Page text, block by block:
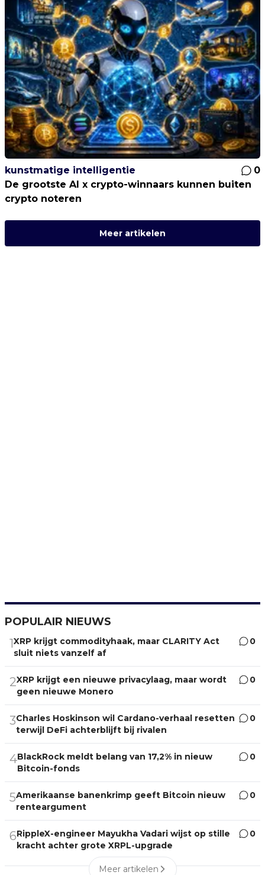
kunstmatige intelligentie
0
De grootste AI x crypto-winnaars kunnen buiten
crypto noteren
Meer artikelen
POPULAIR NIEUWS
1XRP krijgt commodityhaak, maar CLARITY Act
sluit niets vanzelf af
0
2XRP krijgt een nieuwe privacylaag, maar wordt
geen nieuwe Monero
0
3Charles Hoskinson wil Cardano-verhaal resetten
terwijl DeFi achterblijft bij rivalen
0
4BlackRock meldt belang van 17,2% in nieuw
Bitcoin-fonds
0
5Amerikaanse banenkrimp geeft Bitcoin nieuw
renteargument
0
6RippleX-engineer Mayukha Vadari wijst op stille
kracht achter grote XRPL-upgrade
0
Meer artikelen